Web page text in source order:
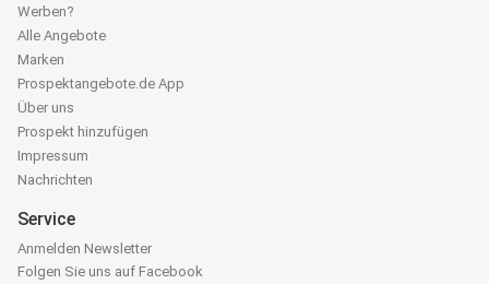
Werben?
Alle Angebote
Marken
Prospektangebote.de App
Über uns
Prospekt hinzufügen
Impressum
Nachrichten
Service
Anmelden Newsletter
Folgen Sie uns auf Facebook